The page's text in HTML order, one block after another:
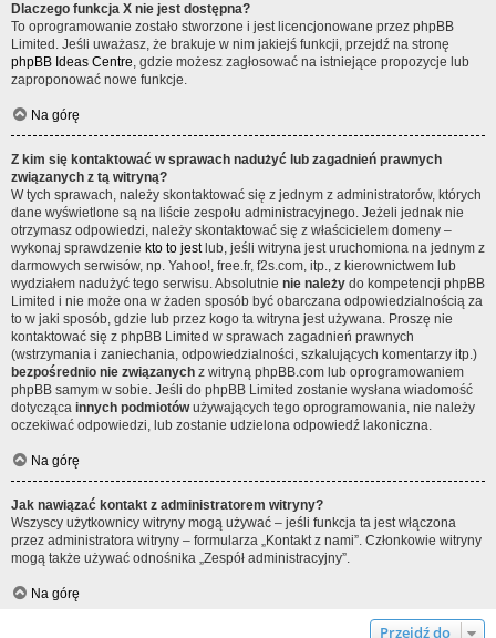
Dlaczego funkcja X nie jest dostępna?
To oprogramowanie zostało stworzone i jest licencjonowane przez phpBB
Limited. Jeśli uważasz, że brakuje w nim jakiejś funkcji, przejdź na stronę
phpBB Ideas Centre, gdzie możesz zagłosować na istniejące propozycje lub
zaproponować nowe funkcje.
Na górę
Z kim się kontaktować w sprawach nadużyć lub zagadnień prawnych
związanych z tą witryną?
W tych sprawach, należy skontaktować się z jednym z administratorów, których
dane wyświetlone są na liście zespołu administracyjnego. Jeżeli jednak nie
otrzymasz odpowiedzi, należy skontaktować się z właścicielem domeny –
wykonaj sprawdzenie kto to jestlub, jeśli witryna jest uruchomiona na jednym z
darmowych serwisów, np. Yahoo!, free.fr, f2s.com, itp., z kierownictwem lub
wydziałem nadużyć tego serwisu. Absolutnie nie należy do kompetencji phpBB
Limited i nie może ona w żaden sposób być obarczana odpowiedzialnością za
to w jaki sposób, gdzie lub przez kogo ta witryna jest używana. Proszę nie
kontaktować się z phpBB Limited w sprawach zagadnień prawnych
(wstrzymania i zaniechania, odpowiedzialności, szkalujących komentarzy itp.)
bezpośrednio nie związanych z witryną phpBB.com lub oprogramowaniem
phpBB samym w sobie. Jeśli do phpBB Limited zostanie wysłana wiadomość
dotycząca innych podmiotówużywających tego oprogramowania, nie należy
oczekiwać odpowiedzi, lub zostanie udzielona odpowiedź lakoniczna.
Na górę
Jak nawiązać kontakt z administratorem witryny?
Wszyscy użytkownicy witryny mogą używać – jeśli funkcja ta jest włączona
przez administratora witryny – formularza „Kontakt z nami”. Członkowie witryny
mogą także używać odnośnika „Zespół administracyjny”.
Na górę
Przejdź do